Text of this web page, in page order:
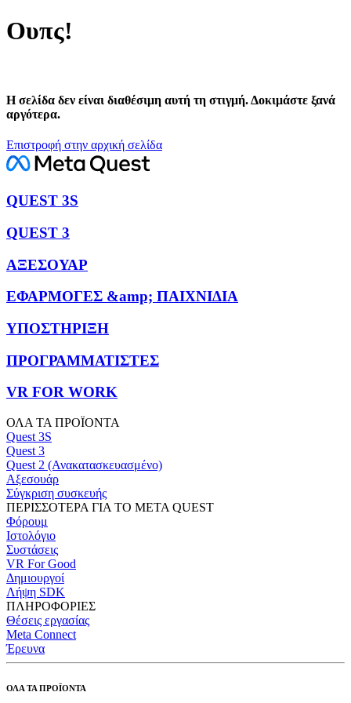
Ουπς!
Η σελίδα δεν είναι διαθέσιμη αυτή τη στιγμή. Δοκιμάστε ξανά
αργότερα.
Επιστροφή στην αρχική σελίδα
QUEST 3S
QUEST 3
ΑΞΕΣΟΥΑΡ
ΕΦΑΡΜΟΓΕΣ &amp; ΠΑΙΧΝΙΔΙΑ
ΥΠΟΣΤΗΡΙΞΗ
ΠΡΟΓΡΑΜΜΑΤΙΣΤΕΣ
VR FOR WORK
ΟΛΑ ΤΑ ΠΡΟΪΟΝΤΑ
Quest 3S
Quest 3
Quest 2 (Ανακατασκευασμένο)
Αξεσουάρ
Σύγκριση συσκευής
ΠΕΡΙΣΣΟΤΕΡΑ ΓΙΑ ΤΟ META QUEST
Φόρουμ
Ιστολόγιο
Συστάσεις
VR For Good
Δημιουργοί
Λήψη SDK
ΠΛΗΡΟΦΟΡΙΕΣ
Θέσεις εργασίας
Meta Connect
Έρευνα
ΟΛΑ ΤΑ ΠΡΟΪΟΝΤΑ